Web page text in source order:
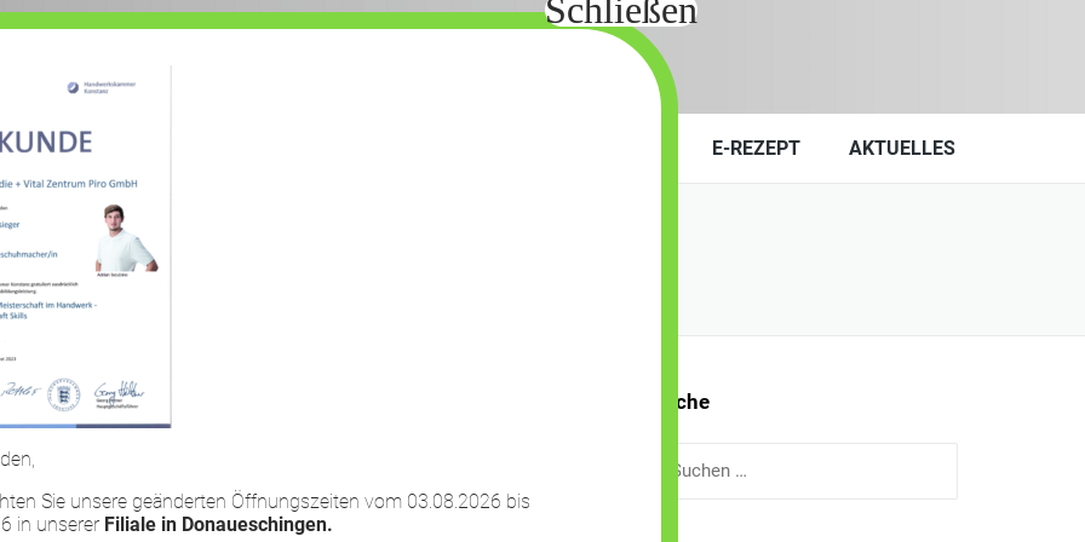
E-REZEPT AKTUELLES
2023 Suche
Sie unsere geänderten Öffnungszeiten vom 03.08.2026 bis
in unserer Filiale in Donaueschingen.